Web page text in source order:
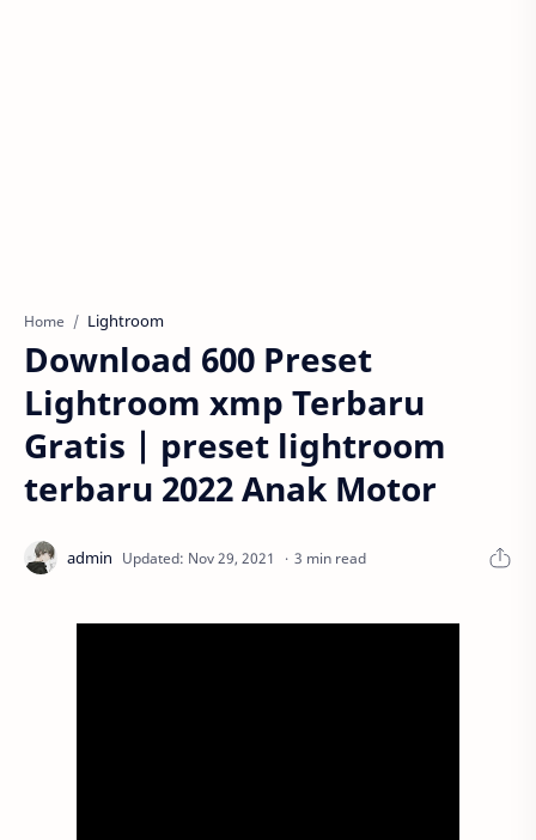
Home Lightroom
Download 600 Preset
Lightroom xmp Terbaru
Gratis | preset lightroom
terbaru 2022 Anak Motor
3 min read